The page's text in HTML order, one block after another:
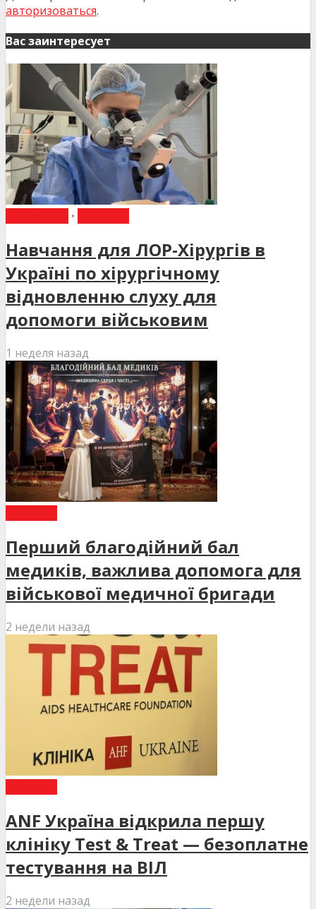
авторизоваться.
Вас заинтересует
•
Навчання для ЛОР-Хірургів в
Україні по хірургічному
відновленню слуху для
допомоги військовим
1 неделя назад
Перший благодійний бал
медиків, важлива допомога для
військової медичної бригади
2 недели назад
ANF Україна відкрила першу
клініку Test & Treat — безоплатне
тестування на ВІЛ
2 недели назад